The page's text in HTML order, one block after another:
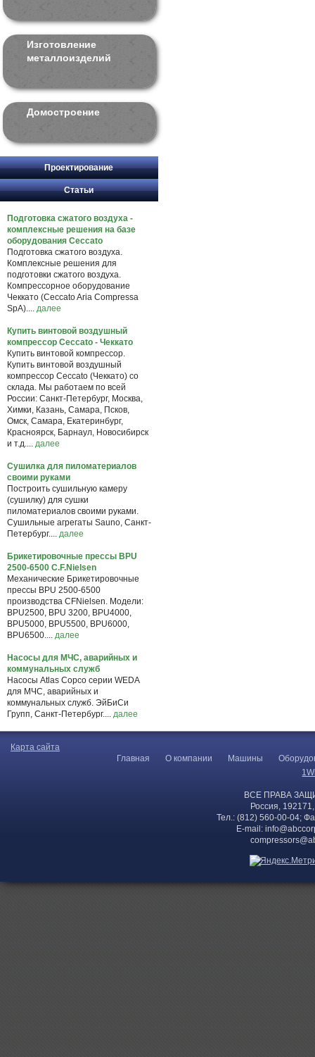
Изготовление
металлоизделий
Домостроение
Проектирование
Статьи
Подготовка сжатого воздуха -
комплексные решения на базе
оборудования Ceccato
Подготовка сжатого воздуха.
Комплексные решения для
подготовки сжатого воздуха.
Компрессорное оборудование
Чеккато (Ceccato Aria Compressa
SpA).... далее
Купить винтовой воздушный
компрессор Ceccato - Чеккато
Купить винтовой компрессор.
Купить винтовой воздушный
компрессор Ceccato (Чеккато) со
склада. Мы работаем по всей
России: Санкт-Петербург, Москва,
Химки, Казань, Самара, Псков,
Омск, Самара, Екатеринбург,
Красноярск, Барнаул, Новосибирск
и т.д.... далее
Сушилка для пиломатериалов
своими руками
Построить сушильную камеру
(сушилку) для сушки
пиломатериалов своими руками.
Сушильные агрегаты Sauno, Санкт-
Петербург.... далее
Брикетировочные прессы BPU
2500-6500 C.F.Nielsen
Механические Брикетировочные
прессы BPU 2500-6500
производства CFNielsen. Модели:
BPU2500, BPU 3200, BPU4000,
BPU5000, BPU5500, BPU6000,
BPU6500.... далее
Насосы для МЧС, аварийных и
коммунальных служб
Насосы Atlas Copco серии WEDA
для МЧС, аварийных и
коммунальных служб. ЭйБиСи
Групп, Санкт-Петербург.... далее
Карта сайта
Главная
О компании Машины
ВСЕ ПРАВА
Россия,
Тел.: (812) 560-00-04;
E-mail: